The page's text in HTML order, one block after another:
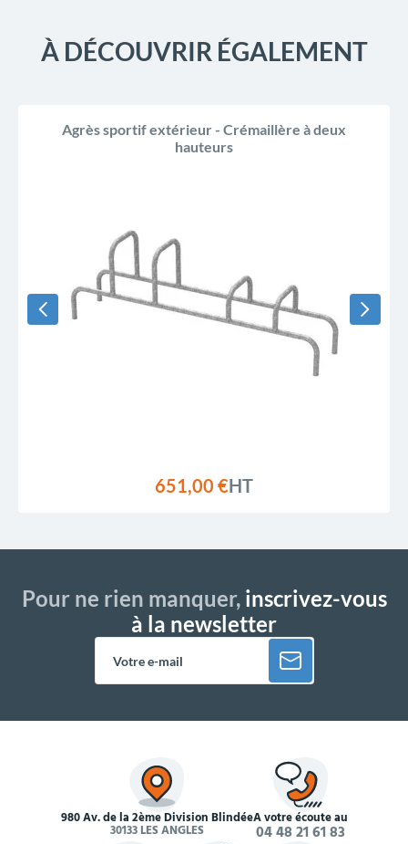
À DÉCOUVRIR ÉGALEMENT
Agrès sportif extérieur - Crémaillère à deux
hauteurs
651,00 €HT
Pour ne rien manquer,inscrivez-vous
à la newsletter
980 Av. de la 2ème Division Blindée
30133 LES ANGLES
À votre écoute au
04 48 21 61 83